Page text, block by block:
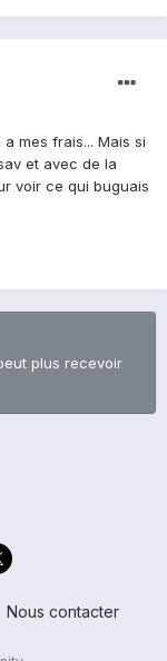
mes frais... Mais si
et avec de la
voir ce qui buguais
plus recevoir
Nous contacter